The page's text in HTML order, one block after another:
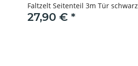
Faltzelt Seitenteil 3m Tür schwarz
27,90 € *